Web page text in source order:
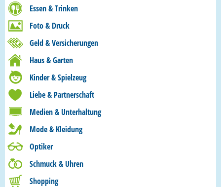
Essen & Trinken
Foto & Druck
Geld & Versicherungen
Haus & Garten
Kinder & Spielzeug
Liebe & Partnerschaft
Medien & Unterhaltung
Mode & Kleidung
Optiker
Schmuck & Uhren
Shopping